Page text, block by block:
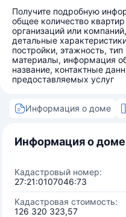
Получите подробную
общее количество
организаций или
детальные
постройки, этажность,
материалы, информация
название, контактные
предоставляемых услуг
Информация о доме
Информация о доме
Кадастровый номер:
27:21:0107046:73
Кадастровая стоимость:
126 320 323,57